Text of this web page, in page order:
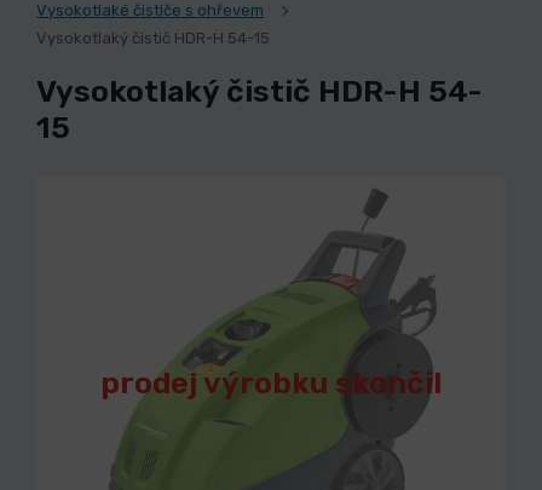
Vysokotlaké čističe s ohřevem
Vysokotlaký čistič HDR-H 54-15
Vysokotlaký čistič HDR-H 54-
15
prodej výrobku skončil